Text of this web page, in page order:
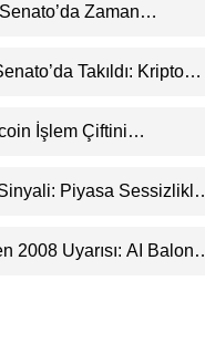
Zaman
Takıldı: Kripto
İşlem Çiftini
Piyasa Sessizlikle
2008 Uyarısı: AI Balonu